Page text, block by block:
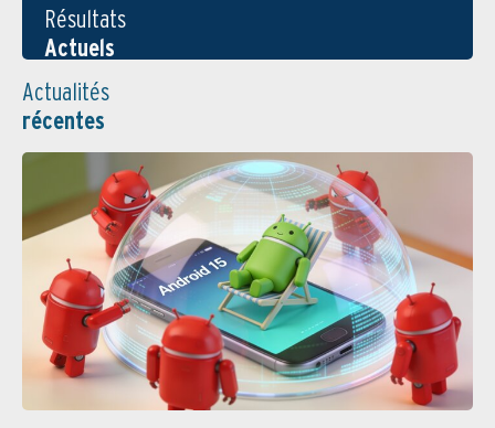
Résultats
Actuels
Actualités
récentes